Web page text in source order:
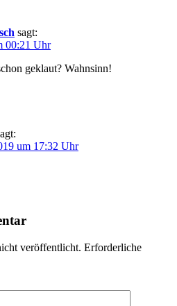
sagt:
00:21 Uhr
geklaut? Wahnsinn!
um 17:32 Uhr
veröffentlicht. Erforderliche